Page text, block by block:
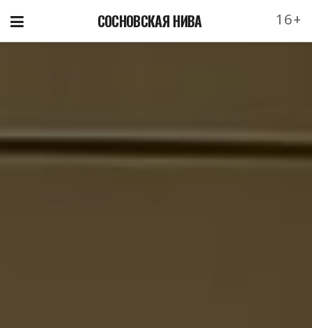
СОСНОВСКАЯ НИВА 16+